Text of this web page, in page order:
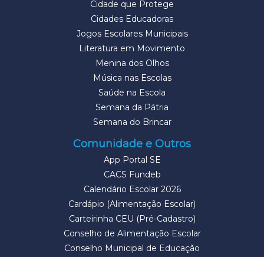
Cidade que Protege
Cidades Educadoras
Jogos Escolares Municipais
Literatura em Movimento
Menina dos Olhos
Música nas Escolas
Saúde na Escola
Semana da Pátria
Semana do Brincar
Comunidade e Outros
App Portal SE
CACS Fundeb
Calendário Escolar 2026
Cardápio (Alimentação Escolar)
Carteirinha CEU (Pré-Cadastro)
Conselho de Alimentação Escolar
Conselho Municipal de Educação